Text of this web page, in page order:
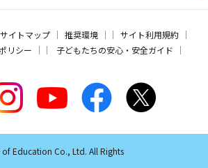
サイトマップ 推奨環境
サイト利用規約
リシー
子どもたちの安心・安全ガイド
Education Co., Ltd. All Rights